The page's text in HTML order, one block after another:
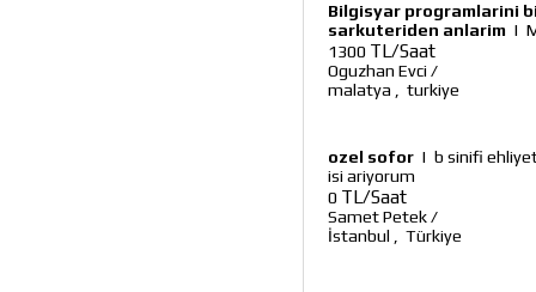
Bilgisyar programlarini
sarkuteriden anlarim |
1300 TL/Saat
Oguzhan Evci /
malatya
turkiye
ozel sofor | b sinifi
isi ariyorum
0 TL/Saat
Samet Petek/
İstanbul
Türkiye